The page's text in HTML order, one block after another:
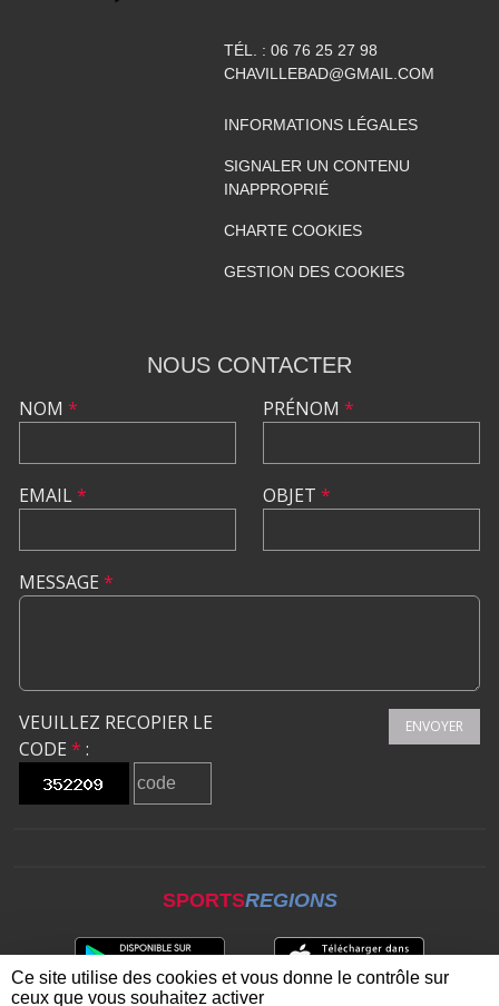
TÉL. : 06 76 25 27 98
CHAVILLEBAD@GMAIL.COM
INFORMATIONS LÉGALES
SIGNALER UN CONTENU
INAPPROPRIÉ
CHARTE COOKIES
GESTION DES COOKIES
NOUS CONTACTER
NOM *
EMAIL*
PRÉNOM *
OBJET *
MESSAGE *
VEUILLEZ RECOPIER LE
CODE * :
ENVOYER
SPORTSREGIONS
Ce site utilise des cookies et vous donne le contrôle sur
ceux que vous souhaitez activer